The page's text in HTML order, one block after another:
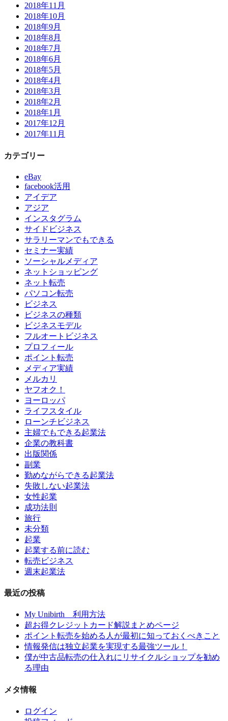
2018年11月
2018年10月
2018年9月
2018年8月
2018年7月
2018年6月
2018年5月
2018年4月
2018年3月
2018年2月
2018年1月
2017年12月
2017年11月
カテゴリー
eBay
facebook活用
アイデア
アジア
インスタグラム
サイドビジネス
サラリーマンでもできる
セミナー実績
ソーシャルメディア
ネットショッピング
ネット転売
パソコン転売
ビジネス
ビジネスの種類
ビジネスモデル
フルオートビジネス
プロフィール
ポイント転売
メディア実績
メルカリ
ヤフオク！
ヨーロッパ
ライフスタイル
ローンチビジネス
主婦でもできる起業法
企業の教科書
出版関係
副業
勤めながらできる起業法
失敗しない起業法
女性起業
成功法則
旅行
未分類
起業
起業する前に読む
転売ビジネス
週末起業法
最近の投稿
My Unibirth 利用方法
超お得クレジットカード解説まとめページ
ポイント転売を始める人が最初に知っておくべきこと
情報発信は独立起業を実現する最強ツール！
僕が中古品転売の仕入れにリサイクルショップを勧め
る理由
メタ情報
ログイン